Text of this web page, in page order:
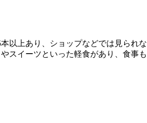
以上あり、ショップなどでは見られ
スイーツといった軽食があり、食事